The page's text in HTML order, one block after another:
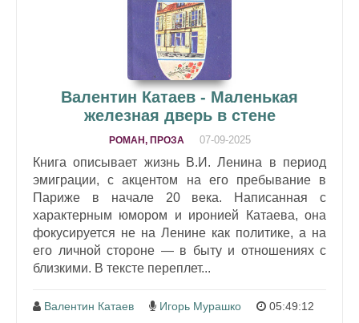
Валентин Катаев - Маленькая
железная дверь в стене
РОМАН, ПРОЗА 07-09-2025
Книга описывает жизнь В.И. Ленина в период
эмиграции, с акцентом на его пребывание в
Париже в начале 20 века. Написанная с
характерным юмором и иронией Катаева, она
фокусируется не на Ленине как политике, а на
его личной стороне — в быту и отношениях с
близкими. В тексте переплет...
Валентин Катаев Игорь Мурашко 05:49:12